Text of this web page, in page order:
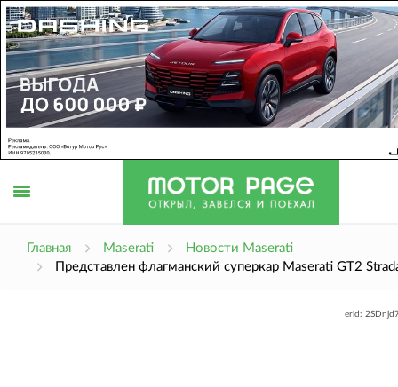
Главная Maserati
Новости Maserati
Представлен флагманский суперкар Maserati GT2
erid: